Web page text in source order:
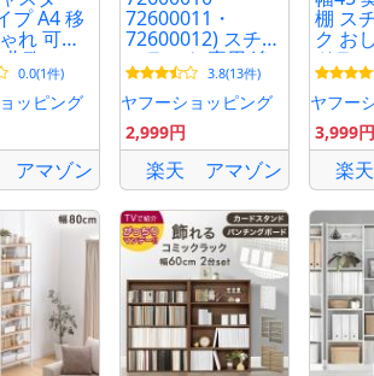
プ A4 移
れ 可動
欧 シェ
スター
棚
0.0(1件)
ッピング
アマゾン
72600011・
72600012) スチー
ルラック 専用 追
加 棚板 3.8(13件)
ヤフーショッピング
2,999円
楽天 アマゾン
棚 ス
ク お
ドラ
クト
目
ヤフー
3,999円
楽天